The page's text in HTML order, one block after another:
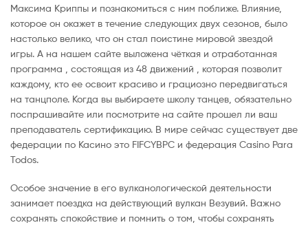
Максима Криппы и познакомиться с ним поближе. Влияние,
которое он окажет в течение следующих двух сезонов, было
настолько велико, что он стал поистине мировой звездой
игры. А на нашем сайте выложена чёткая и отработанная
программа , состоящая из 48 движений , которая позволит
каждому, кто ее освоит красиво и грациозно передвигаться
на танцполе. Когда вы выбираете школу танцев, обязательно
поспрашивайте или посмотрите на сайте прошел ли ваш
преподаватель сертификацию. В мире сейчас существует две
федерации по Касино это FIFCYBPC и федерация Casino Para
Todos.
Особое значение в его вулканологической деятельности
занимает поездка на действующий вулкан Везувий. Важно
сохранять спокойствие и помнить о том, чтобы сохранять